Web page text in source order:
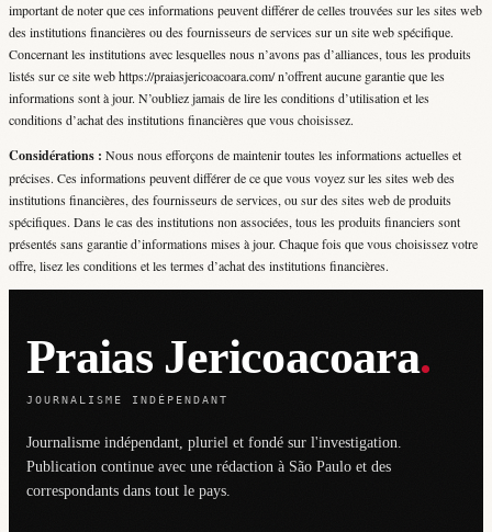
important de noter que ces informations peuvent différer de celles trouvées sur les sites web
des institutions financières ou des fournisseurs de services sur un site web spécifique.
Concernant les institutions avec lesquelles nous n’avons pas d’alliances, tous les produits
listés sur ce site web https://praiasjericoacoara.com/ n’offrent aucune garantie que les
informations sont à jour. N’oubliez jamais de lire les conditions d’utilisation et les
conditions d’achat des institutions financières que vous choisissez.
Considérations : Nous nous efforçons de maintenir toutes les informations actuelles et
précises. Ces informations peuvent différer de ce que vous voyez sur les sites web des
institutions financières, des fournisseurs de services, ou sur des sites web de produits
spécifiques. Dans le cas des institutions non associées, tous les produits financiers sont
présentés sans garantie d’informations mises à jour. Chaque fois que vous choisissez votre
offre, lisez les conditions et les termes d’achat des institutions financières.
Praias Jericoacoara.
JOURNALISME INDÉPENDANT
Journalisme indépendant, pluriel et fondé sur l'investigation.
Publication continue avec une rédaction à São Paulo et des
correspondants dans tout le pays.